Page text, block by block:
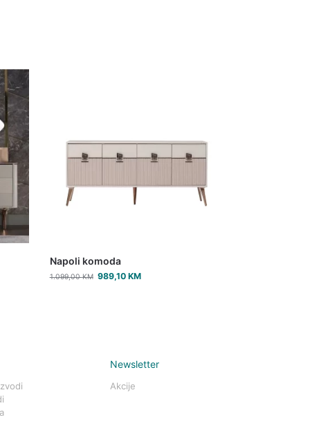
Napoli komoda
1.099,00KM 989,10KM
Newsletter
Akcije